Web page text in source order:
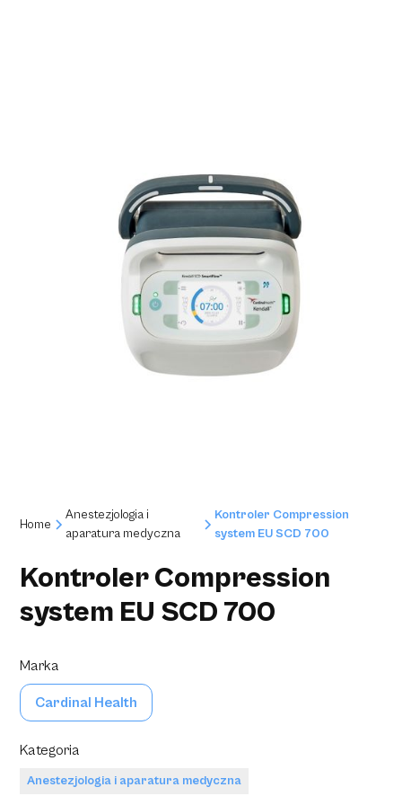
Home
Anestezjologia i
aparatura medyczna
Kontroler Compression
system EU SCD 700
Kontroler Compression
system EU SCD 700
Marka
Cardinal Health
Kategoria
Anestezjologia i aparatura medyczna